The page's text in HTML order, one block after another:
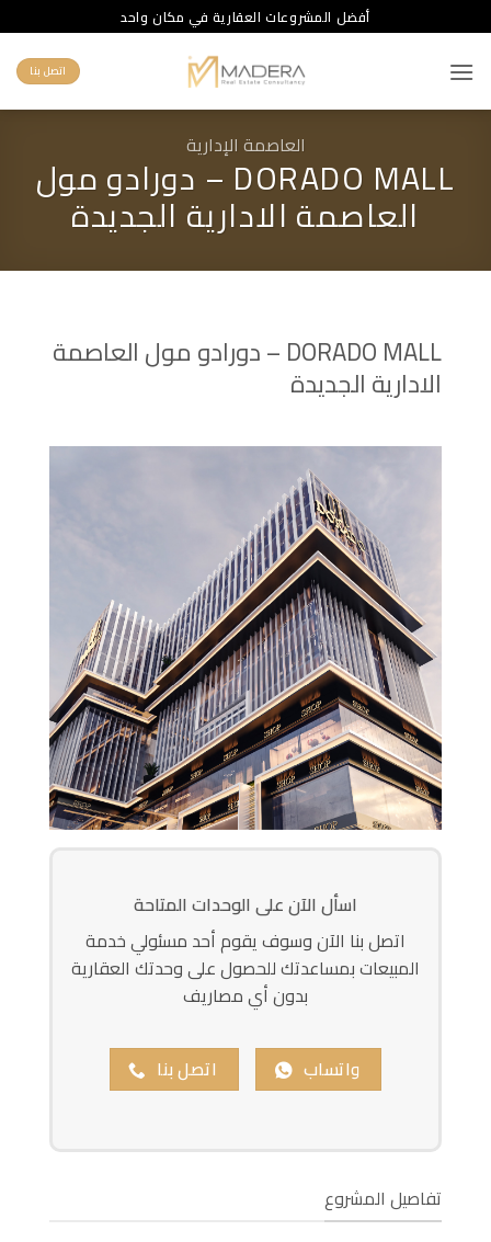
للمحتوى
أفضل المشروعات العقارية في مكان واحد
اتصل بنا
العاصمة الإدارية
DORADO MALL – دورادو مول
العاصمة الادارية الجديدة
DORADO MALL – دورادو مول العاصمة
الادارية الجديدة
اسأل الآن على الوحدات المتاحة
اتصل بنا الآن وسوف يقوم أحد مسئولي خدمة
المبيعات بمساعدتك للحصول على وحدتك العقارية
بدون أي مصاريف
واتساب اتصل بنا
تفاصيل المشروع